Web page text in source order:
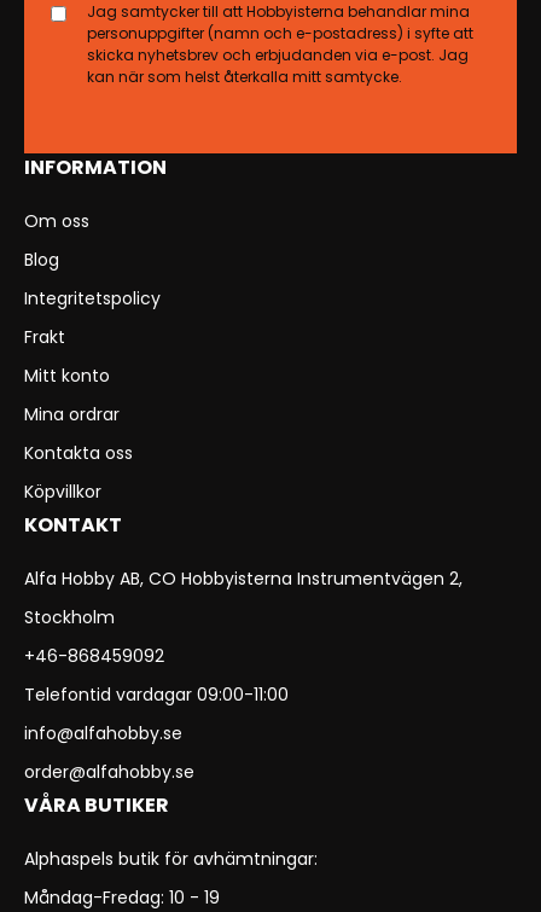
INFORMATION
Om oss
Blog
Integritetspolicy
Frakt
Mitt konto
Mina ordrar
Kontakta oss
Köpvillkor
KONTAKT
Alfa Hobby AB, CO Hobbyisterna Instrumentvägen 2,
Stockholm
+46-868459092
Telefontid vardagar 09:00-11:00
info@alfahobby.se
order@alfahobby.se
VÅRA BUTIKER
Alphaspels butik för avhämtningar:
Måndag-Fredag: 10 - 19
Jag samtycker till att Hobbyisterna behandlar mina
personuppgifter (namn och e-postadress) i syfte att
skicka nyhetsbrev och erbjudanden via e-post. Jag
kan när som helst återkalla mitt samtycke.